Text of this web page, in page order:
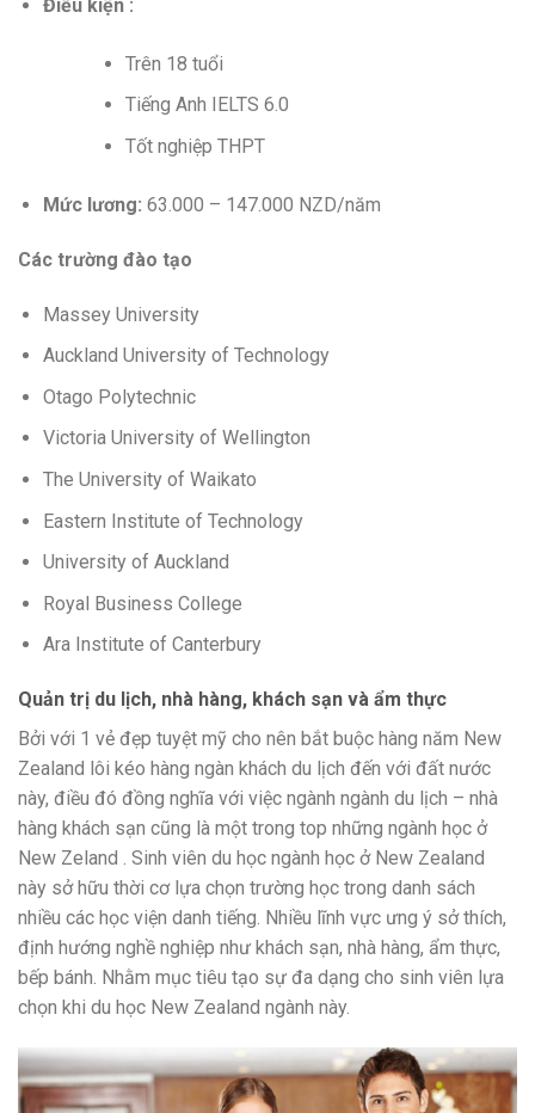
Điều kiện :
Trên 18 tuổi
Tiếng Anh IELTS 6.0
Tốt nghiệp THPT
Mức lương: 63.000 – 147.000 NZD/năm
Các trường đào tạo
Massey University
Auckland University of Technology
Otago Polytechnic
Victoria University of Wellington
The University of Waikato
Eastern Institute of Technology
University of Auckland
Royal Business College
Ara Institute of Canterbury
Quản trị du lịch, nhà hàng, khách sạn và ẩm thực
Bởi với 1 vẻ đẹp tuyệt mỹ cho nên bắt buộc hàng năm New
Zealand lôi kéo hàng ngàn khách du lịch đến với đất nước
này, điều đó đồng nghĩa với việc ngành ngành du lịch – nhà
hàng khách sạn cũng là một trong top những ngành học ở
New Zeland . Sinh viên du học ngành học ở New Zealand
này sở hữu thời cơlựa chọn trường học trong danh sách
nhiều các học viện danh tiếng. Nhiều lĩnh vực ưng ý sở thích,
định hướng nghề nghiệp như khách sạn, nhà hàng, ẩm thực,
bếp bánh. Nhằm mục tiêu tạo sự đa dạng cho sinh viên lựa
chọn khi du học New Zealand ngành này.